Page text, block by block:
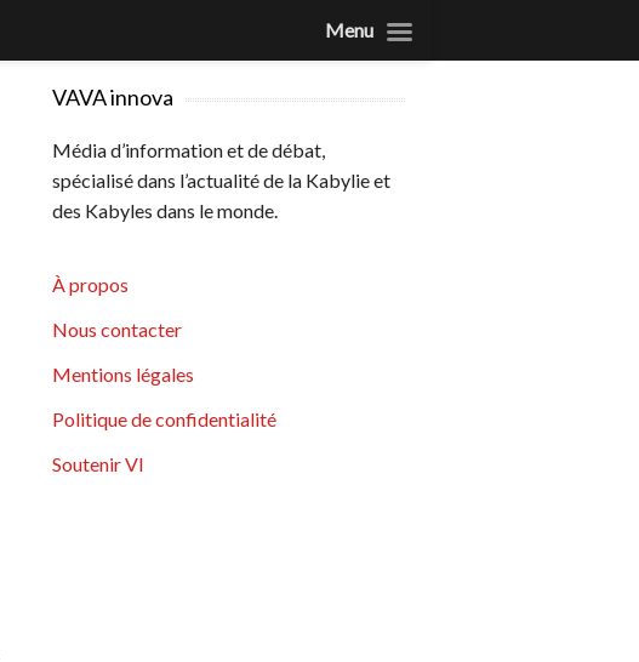
VAVA innova
Média d’information et de débat,
spécialisé dans l’actualité de la Kabylie et
des Kabyles dans le monde.
À propos
Nous contacter
Mentions légales
Politique de confidentialité
Soutenir VI
Menu